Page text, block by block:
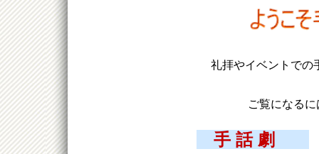
礼拝やイベントでの
ご覧になる
手 話 劇